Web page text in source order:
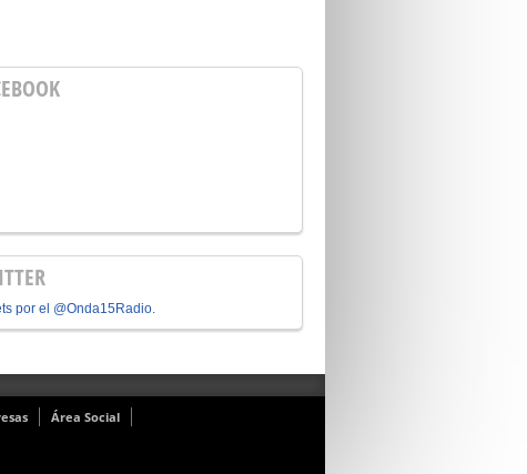
por el @Onda15Radio.
Área Social